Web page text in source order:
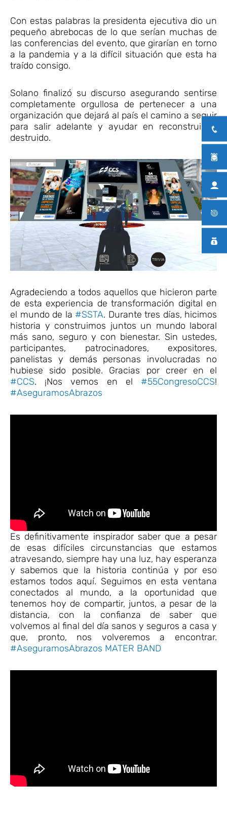
Con estas palabras la presidenta ejecutiva dio un
pequeño abrebocas de lo que serían muchas de
las conferencias del evento, que girarían en torno
a la pandemia y a la difícil situación que esta ha
traído consigo.
Solano finalizó su discurso asegurando sentirse
completamente orgullosa de pertenecer a una
organización que dejará al país el camino a seguir
para salir adelante y ayudar en reconstruir lo
destruido.
Agradeciendo a todos aquellos que hicieron parte
de esta experiencia de transformación digital en
el mundo de la #SSTA. Durante tres días, hicimos
historia y construimos juntos un mundo laboral
más sano, seguro y con bienestar. Sin ustedes,
participantes, patrocinadores, expositores,
panelistas y demás personas involucradas no
hubiese sido posible. Gracias por creer en el
#CCS. ¡Nos vemos en el #55CongresoCCS!
#AseguramosAbrazos
Es definitivamente inspirador saber que a pesar
de esas difíciles circunstancias que estamos
atravesando, siempre hay una luz, hay esperanza
y sabemos que la historia continúa y por eso
estamos todos aquí. Seguimos en esta ventana
conectados al mundo, a la oportunidad que
tenemos hoy de compartir, juntos, a pesar de la
distancia, con la confianza de saber que
volvemos al final del día sanos y seguros a casa y
que, pronto, nos volveremos a encontrar.
#AseguramosAbrazos MATER BAND